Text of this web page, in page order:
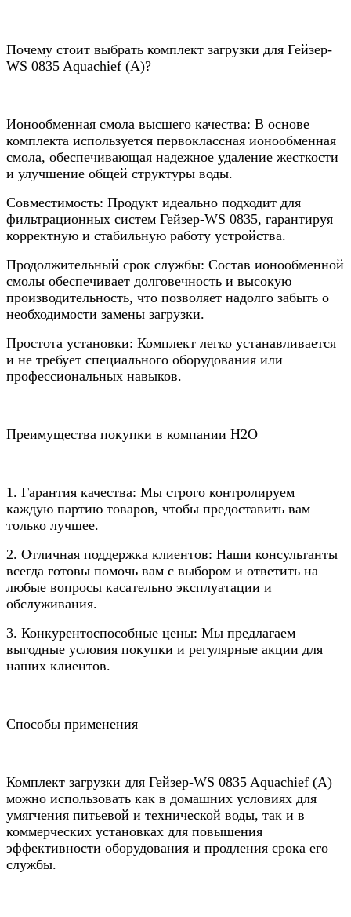
Почему стоит выбрать комплект загрузки для Гейзер-
WS 0835 Aquachief (A)?
Ионообменная смола высшего качества: В основе
комплекта используется первоклассная ионообменная
смола, обеспечивающая надежное удаление жесткости
и улучшение общей структуры воды.
Совместимость: Продукт идеально подходит для
фильтрационных систем Гейзер-WS 0835, гарантируя
корректную и стабильную работу устройства.
Продолжительный срок службы: Состав ионообменной
смолы обеспечивает долговечность и высокую
производительность, что позволяет надолго забыть о
необходимости замены загрузки.
Простота установки: Комплект легко устанавливается
и не требует специального оборудования или
профессиональных навыков.
Преимущества покупки в компании Н2О
1. Гарантия качества: Мы строго контролируем
каждую партию товаров, чтобы предоставить вам
только лучшее.
2. Отличная поддержка клиентов: Наши консультанты
всегда готовы помочь вам с выбором и ответить на
любые вопросы касательно эксплуатации и
обслуживания.
3. Конкурентоспособные цены: Мы предлагаем
выгодные условия покупки и регулярные акции для
наших клиентов.
Способы применения
Комплект загрузки для Гейзер-WS 0835 Aquachief (A)
можно использовать как в домашних условиях для
умягчения питьевой и технической воды, так и в
коммерческих установках для повышения
эффективности оборудования и продления срока его
службы.